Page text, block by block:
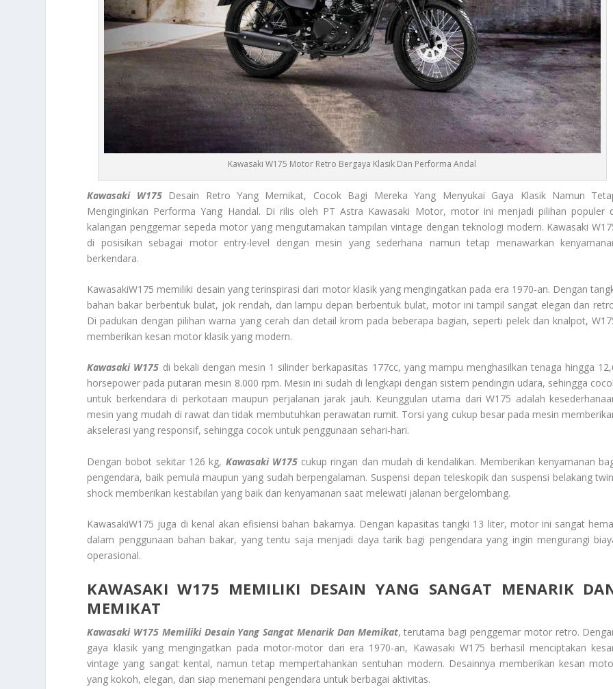
Kawasaki W175 Motor Retro Bergaya Klasik Dan Performa Andal
Kawasaki W175Desain Retro Yang Memikat, Cocok Bagi Mereka Yang Menyukai Gaya Klasik Namun
Menginginkan Performa Yang Handal. Di rilis oleh PT Astra Kawasaki Motor, motor ini menjadi pilihan populer
kalangan penggemar sepeda motor yang mengutamakan tampilan vintage dengan teknologi modern. Kawasaki
di posisikan sebagai motor entry-level dengan mesin yang sederhana namun tetap menawarkan
berkendara.
KawasakiW175 memiliki desain yang terinspirasi dari motor klasik yang mengingatkan pada era 1970-an. Dengan
bahan bakar berbentuk bulat, jok rendah, dan lampu depan berbentuk bulat, motor ini tampil sangat elegan dan
Di padukan dengan pilihan warna yang cerah dan detail krom pada beberapa bagian, seperti pelek dan knalpot,
memberikan kesan motor klasik yang modern.
KawasakiW175 di bekali dengan mesin 1 silinder berkapasitas 177cc, yang mampu menghasilkan tenaga hingga
horsepower pada putaran mesin 8.000 rpm. Mesin ini sudah di lengkapi dengan sistem pendingin udara, sehingga
untuk berkendara di perkotaan maupun perjalanan jarak jauh. Keunggulan utama dari W175 adalah
mesin yang mudah di rawat dan tidak membutuhkan perawatan rumit. Torsi yang cukup besar pada mesin
akselerasi yang responsif, sehingga cocok untuk penggunaan sehari-hari.
Dengan bobot sekitar 126 kg, KawasakiW175cukup ringan dan mudah di kendalikan. Memberikan kenyamanan
pengendara, baik pemula maupun yang sudah berpengalaman. Suspensi depan teleskopik dan suspensi belakang
shock memberikan kestabilan yang baik dan kenyamanan saat melewati jalanan bergelombang.
KawasakiW175 juga di kenal akan efisiensi bahan bakarnya. Dengan kapasitas tangki 13 liter, motor ini sangat
dalam penggunaan bahan bakar, yang tentu saja menjadi daya tarik bagi pengendara yang ingin mengurangi
operasional.
KAWASAKI W175 MEMILIKI DESAIN YANG SANGAT MENARIK
MEMIKAT
KawasakiW175 Memiliki Desain Yang Sangat Menarik Dan Memikat, terutama bagi penggemar motor retro.
gaya klasik yang mengingatkan pada motor-motor dari era 1970-an, Kawasaki W175 berhasil menciptakan
vintage yang sangat kental, namun tetap mempertahankan sentuhan modern. Desainnya memberikan kesan
yang kokoh, elegan, dan siap menemani pengendara untuk berbagai aktivitas.